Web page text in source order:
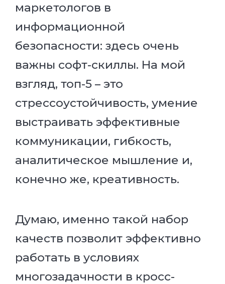
маркетологов в
информационной
безопасности: здесь очень
важны софт-скиллы. На мой
взгляд, топ-5 – это
стрессоустойчивость, умение
выстраивать эффективные
коммуникации, гибкость,
аналитическое мышление и,
конечно же, креативность.
Думаю, именно такой набор
качеств позволит эффективно
работать в условиях
многозадачности в кросс-